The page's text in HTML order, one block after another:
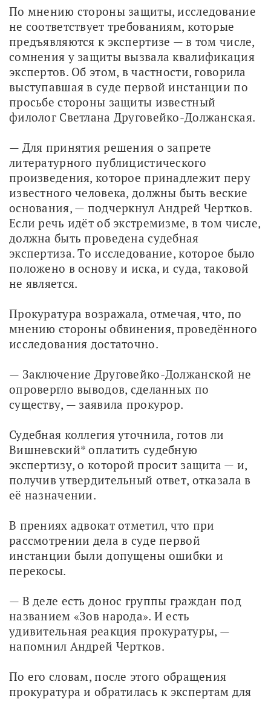
По мнению стороны защиты, исследование
не соответствует требованиям, которые
предъявляются к экспертизе — в том числе,
сомнения у защиты вызвала квалификация
экспертов. Об этом, в частности, говорила
выступавшая в суде первой инстанции по
просьбе стороны защиты известный
филолог Светлана Друговейко-Должанская.
— Для принятия решения о запрете
литературного публицистического
произведения, которое принадлежит перу
известного человека, должны быть веские
основания, — подчеркнул Андрей Чертков.
Если речь идёт об экстремизме, в том числе,
должна быть проведена судебная
экспертиза. То исследование, которое было
положено в основу и иска, и суда, таковой
не является.
Прокуратура возражала, отмечая, что, по
мнению стороны обвинения, проведённого
исследования достаточно.
— Заключение Друговейко-Должанской не
опровергло выводов, сделанных по
существу, — заявила прокурор.
Судебная коллегия уточнила, готов ли
Вишневский* оплатить судебную
экспертизу, о которой просит защита — и,
получив утвердительный ответ, отказала в
её назначении.
В прениях адвокат отметил, что при
рассмотрении дела в суде первой
инстанции были допущены ошибки и
перекосы.
— В деле есть донос группы граждан под
названием «Зов народа». И есть
удивительная реакция прокуратуры, —
напомнил Андрей Чертков.
По его словам, после этого обращения
прокуратура и обратилась к экспертам для